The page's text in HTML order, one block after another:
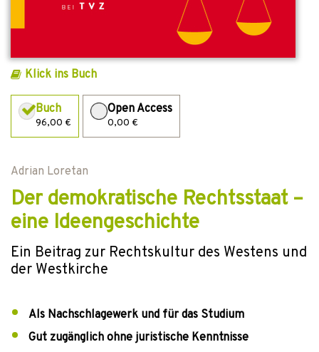
Klick ins Buch
Buch
96,00 €
Open Access
0,00 €
Adrian Loretan
Der demokratische Rechtsstaat –
eine Ideengeschichte
Ein Beitrag zur Rechtskultur des Westens und
der Westkirche
Als Nachschlagewerk und für das Studium
Gut zugänglich ohne juristische Kenntnisse